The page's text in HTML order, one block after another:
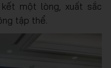
một lòng, xuất sắc
tập thể.